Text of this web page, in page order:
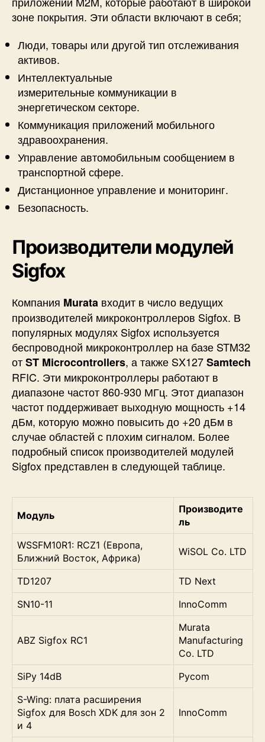
зоне покрытия. Эти области включают в себя;
Люди, товары или другой тип отслеживания
активов.
Интеллектуальные
измерительные коммуникации в
энергетическом секторе.
Коммуникация приложений мобильного
здравоохранения.
Управление автомобильным сообщением в
транспортной сфере.
Дистанционное управление и мониторинг.
Безопасность.
Производители модулей
Sigfox
Компания Murata входит в число ведущих
производителей микроконтроллеров Sigfox. В
популярных модулях Sigfox используется
беспроводной микроконтроллер на базе STM32
отST Microcontrollers, а также SX127Samtech
RFIC. Эти микроконтроллеры работают в
диапазоне частот 860-930 МГц. Этот диапазон
частот поддерживает выходную мощность +14
дБм, которую можно повысить до +20 дБм в
случае областей с плохим сигналом. Более
подробный список производителей модулей
Sigfox представлен в следующей таблице.
Модуль
Производите
ль
WSSFM10R1: RCZ1 (Европа,
Ближний Восток, Африка)
WiSOL Co. LTD
TD1207
TD Next
SN10-11
InnoComm
ABZ Sigfox RC1
Murata
Manufacturing
Co. LTD
SiPy 14dB
Pycom
S-Wing: плата расширения
Sigfox для Bosch XDK для зон 2
и 4
InnoComm